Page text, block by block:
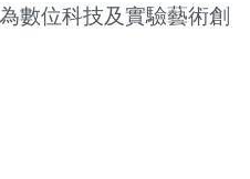
數位科技及實驗藝術創